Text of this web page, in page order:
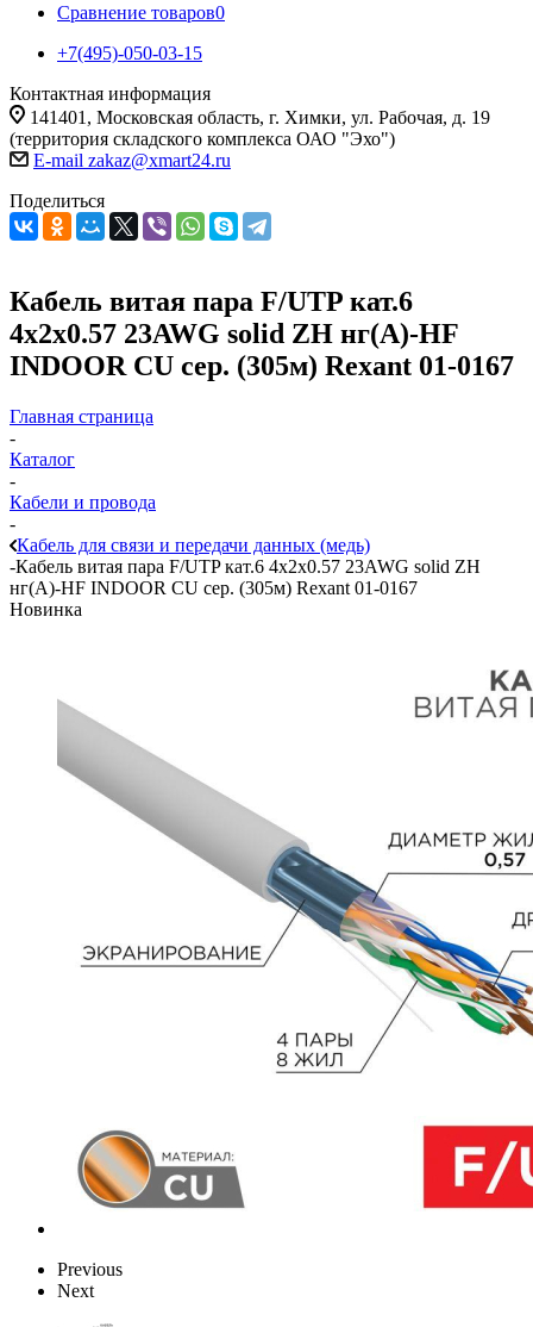
Сравнение товаров0
+7(495)-050-03-15
Контактная информация
141401, Московская область, г. Химки, ул. Рабочая, д. 19
(территория складского комплекса ОАО "Эхо")
E-mail zakaz@xmart24.ru
Поделиться
Кабель витая пара F/UTP кат.6
4х2х0.57 23AWG solid ZH нг(А)-HF
INDOOR CU сер. (305м) Rexant 01-0167
Главная страница
-
Каталог
-
Кабели и провода
-
Кабель для связи и передачи данных (медь)
-Кабель витая пара F/UTP кат.6 4х2х0.57 23AWG solid ZH
нг(А)-HF INDOOR CU сер. (305м) Rexant 01-0167
Новинка
Previous
Next